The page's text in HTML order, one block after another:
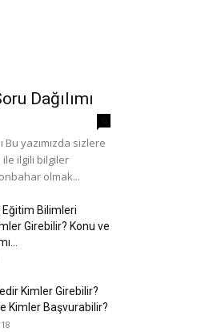
Dağılımı
Bu yazımızda sizlere
ile ilgili bilgiler
olmak...
Eğitim Bilimleri
Girebilir? Konu ve
Kimler Girebilir?
Kimler Başvurabilir?